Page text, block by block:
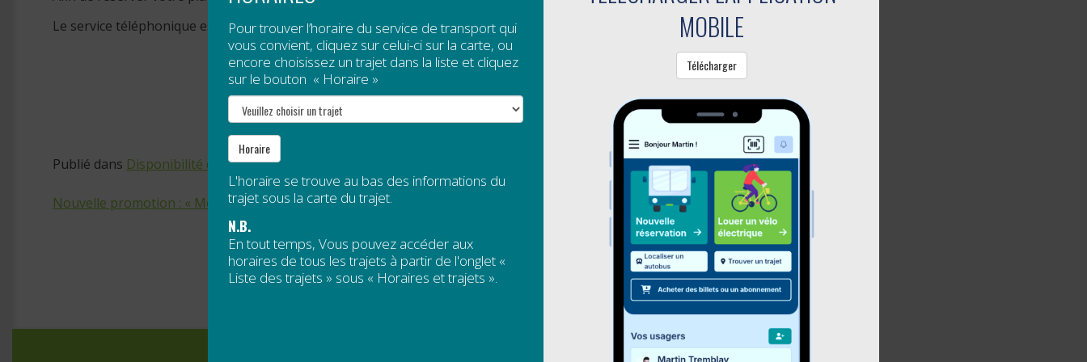
Le service téléphonique est disponible du lundi au vendredi, de 8 h 30 à 12 h et de 13 h à 16 h 30.
Publié dans Disponibilité des services,
Nouvelle promotion : « Mon travail me transporte! » 7 ans de transport collectif!
Pour trouver l’horaire du service de transport qui
vous convient, cliquez sur celui-ci sur la carte, ou
encore choisissez un trajet dans la liste et cliquez
sur le bouton « Horaire »
Horaire
L'horaire se trouve au bas des informations du
trajet sous la carte du trajet.
N.B.
En tout temps, Vous pouvez accéder aux
horaires de tous les trajets à partir de l'onglet «
Liste des trajets » sous « Horaires et trajets ».
MOBILE
Télécharger